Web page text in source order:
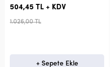
318,60 TL + KDV